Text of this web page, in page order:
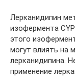
Лерканидипин
изофермента
этого
могут влиять на
лерканидипина.
применение